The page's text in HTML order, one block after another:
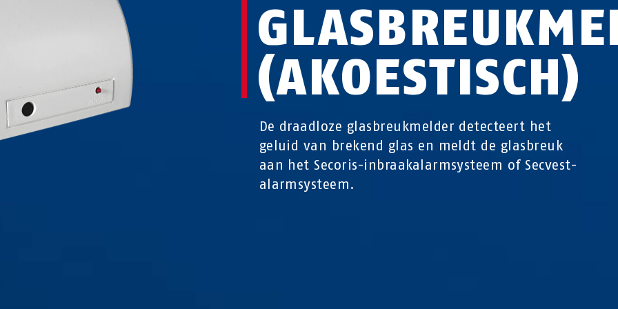
(AKOESTISCH)
De draadloze glasbreukmelder detecteert het
geluid van brekend glas en meldt de glasbreuk
aan het Secoris-inbraakalarmsysteem of Secvest-
alarmsysteem.